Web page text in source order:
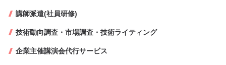
講師派遣(社員研修)
技術動向調査・市場調査・技術ライティング
企業主催講演会代行サービス